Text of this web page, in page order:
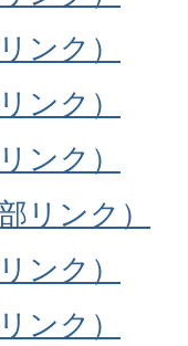
ンク）
ンク）
ンク）
リンク）
ンク）
ンク）